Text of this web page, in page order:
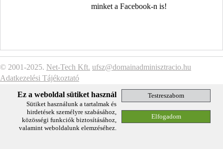
minket a Facebook-n is!
© 2001-2025. Net-Tech Kft. ufsz@domainadminisztracio.hu
Adatkezelési Tájékoztató
Ez a weboldal sütiket használ
Sütiket használunk a tartalmak és
hirdetések személyre szabásához,
közösségi funkciók biztosításához,
valamint weboldalunk elemzéséhez.